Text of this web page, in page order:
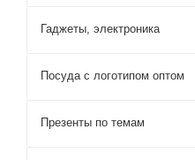
Гаджеты, электроника
Посуда с логотипом оптом
Презенты по темам